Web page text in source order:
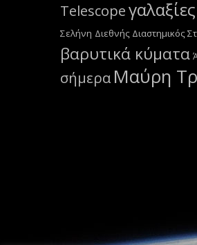
Telescopeγαλαξίες
Σελήνη Διεθνής Διαστημικός
βαρυτικά κύματα
σήμερα Μαύρη